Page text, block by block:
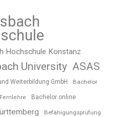
Hochschule Konstanz
University ASAS
Weiterbildung GmbH Bachelor
Bachelor online
Befähigungsprüfung